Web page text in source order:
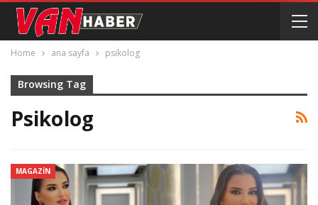
Home ana sayfa psikolog
Browsing Tag
Psikolog
MAGAZIN